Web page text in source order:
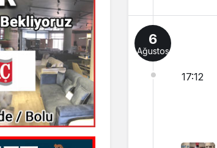
6
Ağustos
17:12